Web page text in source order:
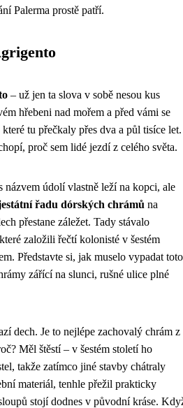
Palerma prostě patří.
– už jen ta slova v sobě nesou kus
hřebeni nad mořem a před vámi se
tu přečkaly přes dva a půl tisíce let.
proč sem lidé jezdí z celého světa.
názvem údolí vlastně leží na kopci, ale
řadu dórských chrámů na
přestane záležet. Tady stávalo
založili řečtí kolonisté v šestém
Představte si, jak muselo vypadat toto
zářící na slunci, rušné ulice plné
dech. Je to nejlépe zachovalý chrám z
Měl štěstí – v šestém století ho
takže zatímco jiné stavby chátraly
materiál, tenhle přežil prakticky
stojí dodnes v původní kráse.